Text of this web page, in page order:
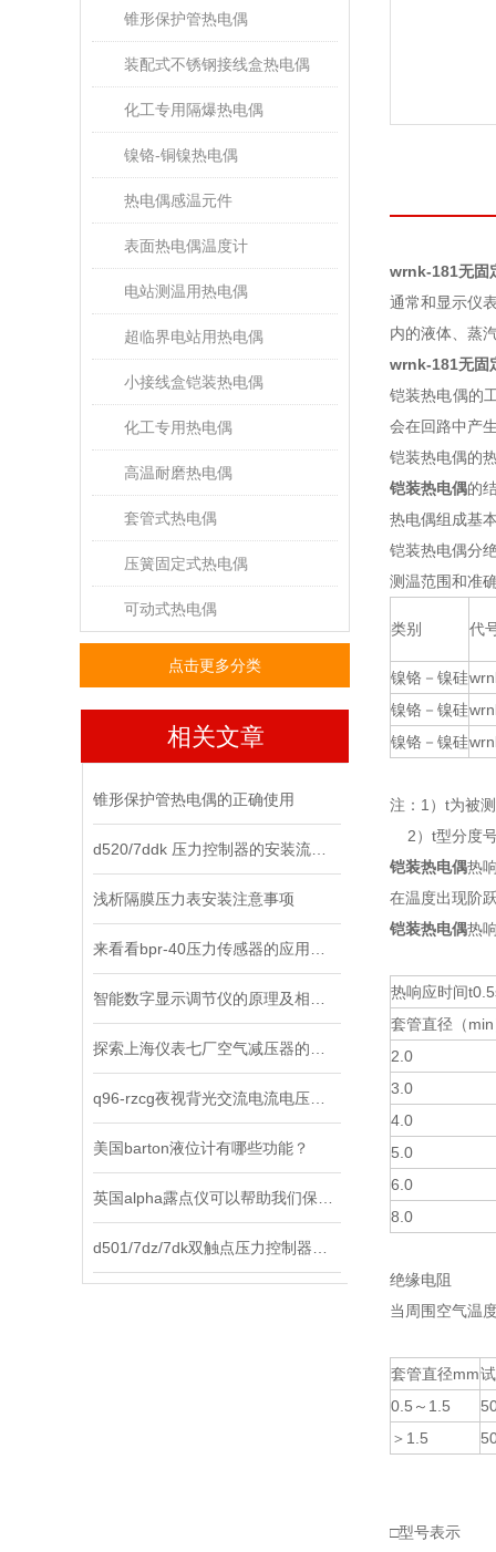
锥形保护管热电偶
装配式不锈钢接线盒热电偶
化工专用隔爆热电偶
镍铬-铜镍热电偶
热电偶感温元件
表面热电偶温度计
电站测温用热电偶
超临界电站用热电偶
小接线盒铠装热电偶
化工专用热电偶
高温耐磨热电偶
套管式热电偶
压簧固定式热电偶
可动式热电偶
点击更多分类
相关文章
锥形保护管热电偶的正确使用
浅析隔膜压力表安装注意事项
美国barton液位计有哪些功能？
wrnk-181无固
通常和显示仪
内的液体、蒸
wrnk-181无固
铠装热电偶的
会在回路中产
铠装热电偶的
铠装热电偶的
热电偶组成基
铠装热电偶分
测温范围和准
类别 代
镍铬－镍硅
镍铬－镍硅
镍铬－镍硅
注：1）t为被测
2）t型分度号
铠装热电偶热
在温度出现阶
铠装热电偶热
热响应时间
套管直径（min
2.0
3.0
4.0
5.0
6.0
8.0
绝缘电阻
当周围空气温
套管直径mm
0.5～1.5
＞1.5
□型号表示